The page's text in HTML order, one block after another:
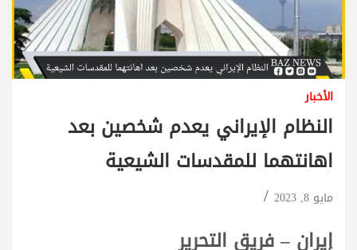
الأخبار
النظام الإيراني يعدم شخصين بعد
اهانتهما للمقدسات الشيعية
مايو 8, 2023
إيران – فريق التحرير